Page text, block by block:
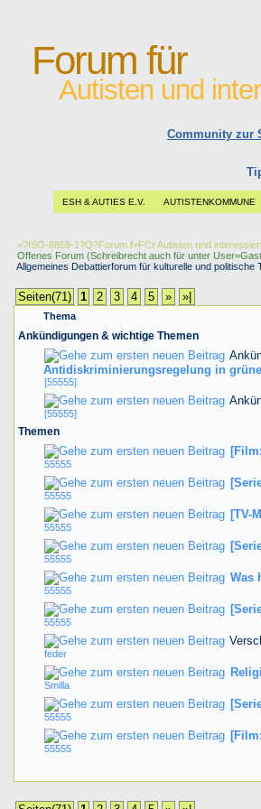
Forum für
Autisten und
Community zur
ESH & AUTIES E.V. AUTISTENKOMMUNE
=?ISO-8859-1?Q?Forum f=FCr Autisten und
Offenes Forum (Schreibrecht auch für unter
Allgemeines Debattierforum für kulturelle und politische
Seiten(71)
1 2 3 4 5 » »|
Thema
Ankündigungen & wichtige Themen
Antidiskriminierungsregelung in
[55555]
[55555]
Themen
55555
55555
[TV-
55555
55555
Was
55555
55555
feder
Smilla
55555
55555